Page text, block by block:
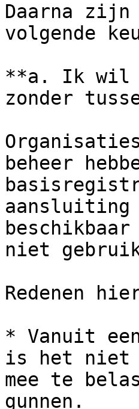
Daarna
volgende
**a. Ik wil
zonder
beheer
aansluiting
niet
Redenen
* Vanuit
is het niet
mee te
gunnen.